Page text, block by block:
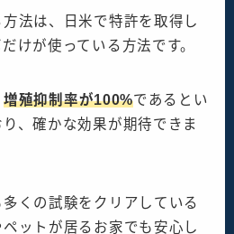
法は、日米で特許を取得し
けが使っている方法です。
増殖抑制率が100%であるとい
、確かな効果が期待できま
くの試験をクリアしている
ットが居るお家でも安心し